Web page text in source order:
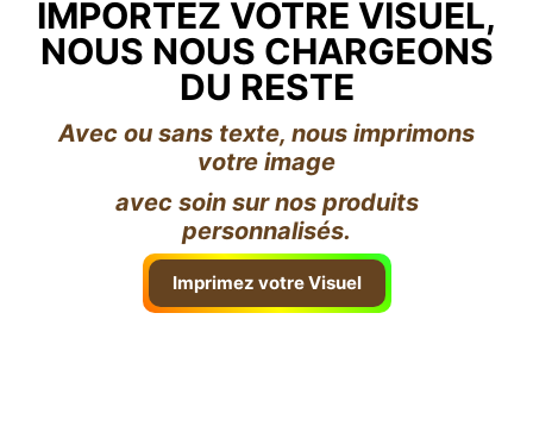
IMPORTEZ VOTRE VISUEL,
NOUS NOUS CHARGEONS
DU RESTE
Avec ou sans texte, nous imprimons
votre image
avec soin sur nos produits
personnalisés.
Imprimez votre Visuel